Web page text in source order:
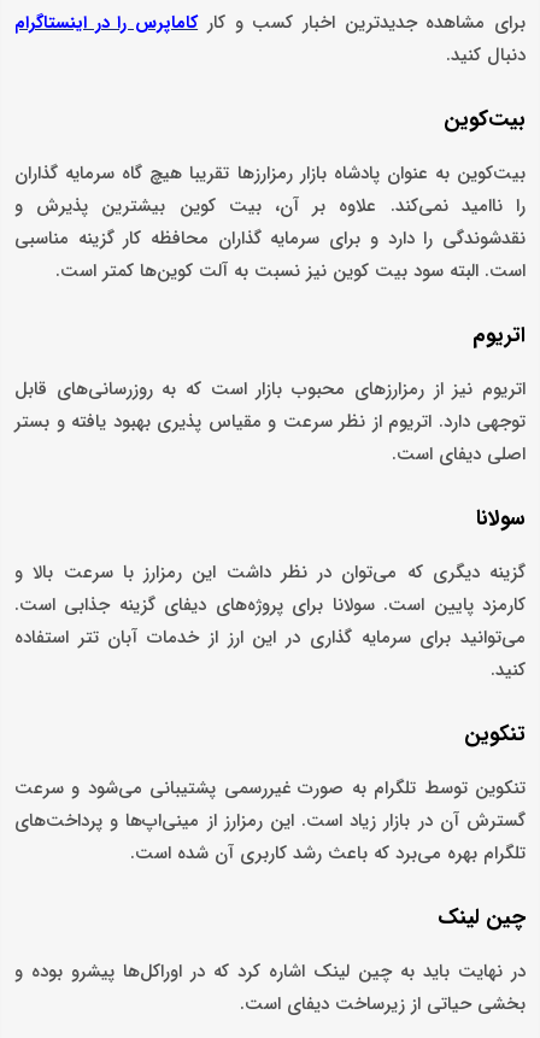
برای مشاهده جدیدترین اخبار کسب و کارکاماپرس را در اینستاگرام
دنبال کنید.
بیت‌کوین
بیت‌کوین به عنوان پادشاه بازار رمزارزها تقریبا هیچ گاه سرمایه گذاران
را ناامید نمی‌کند. علاوه بر آن، بیت کوین بیشترین پذیرش و
نقدشوندگی را دارد و برای سرمایه گذاران محافظه کار گزینه مناسبی
است. البته سود بیت کوین نیز نسبت به آلت کوین‌ها کمتر است.
اتریوم
اتریوم نیز از رمزارزهای محبوب بازار است که به روزرسانی‌های قابل
توجهی دارد. اتریوم از نظر سرعت و مقیاس پذیری بهبود یافته و بستر
اصلی دیفای است.
سولانا
گزینه دیگری که می‌توان در نظر داشت این رمزارز با سرعت بالا و
کارمزد پایین است. سولانا برای پروژه‌های دیفای گزینه جذابی است.
می‌توانید برای سرمایه گذاری در این ارز از خدمات آبان تتر استفاده
کنید.
تنکوین
تنکوین توسط تلگرام به صورت غیررسمی پشتیبانی می‌شود و سرعت
گسترش آن در بازار زیاد است. این رمزارز از مینی‌اپ‌ها و پرداخت‌های
تلگرام بهره می‌برد که باعث رشد کاربری آن شده است.
چین لینک
در نهایت باید به چین لینک اشاره کرد که در اوراکل‌ها پیشرو بوده و
بخشی حیاتی از زیرساخت دیفای است.